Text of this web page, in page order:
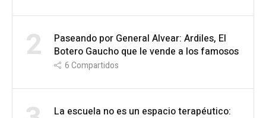
2
Paseando por General Alvear: Ardiles, El
Botero Gaucho que le vende a los famosos
6Compartidos
La escuela no es un espacio terapéutico: